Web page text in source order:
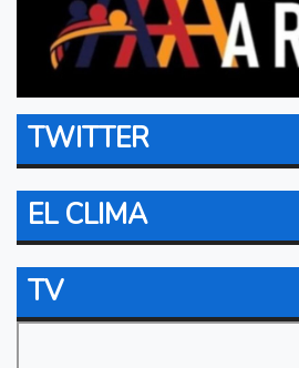
TWITTER
EL CLIMA
TV